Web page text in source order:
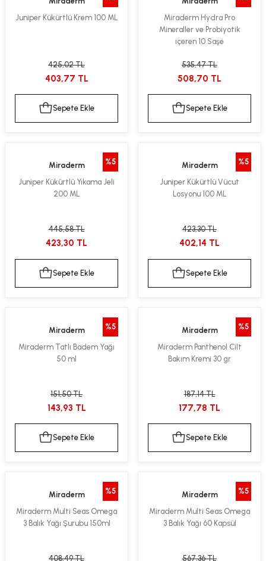
Juniper Kükürtlü Krem 100 ML
425,02 TL
403,77 TL
Sepete Ekle
Miraderm Hydra Pro
Mineraller ve Probiyotik
içeren 10 Saşe
535,47 TL
508,70 TL
Sepete Ekle
%5
Miraderm
Juniper Kükürtlü Yıkama Jeli
200 ML
445,58 TL
423,30 TL
Sepete Ekle
%5
Miraderm
Juniper Kükürtlü Vücut
Losyonu 100 ML
423,30 TL
402,14 TL
Sepete Ekle
%5
Miraderm
Miraderm Tatlı Badem Yağı
50 ml
151,50 TL
143,93 TL
Sepete Ekle
%5
Miraderm
Miraderm Panthenol Cilt
Bakım Kremi 30 gr
187,14 TL
177,78 TL
Sepete Ekle
%5
Miraderm
Miraderm Multi Seas Omega
3 Balık Yağı Şurubu 150ml
408,49 TL
%5
Miraderm
Miraderm Multi Seas Omega
3 Balık Yağı 60 Kapsül
567,36 TL